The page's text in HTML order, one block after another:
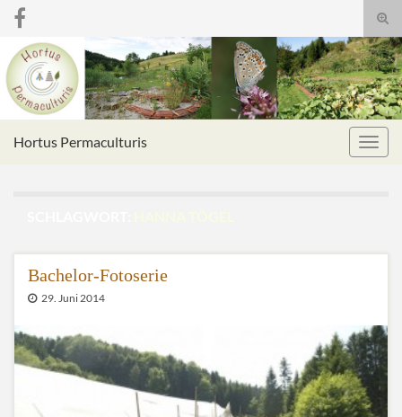
Search for:
Hortus Permaculturis
Bachelor-Fotoserie
29. Juni 2014